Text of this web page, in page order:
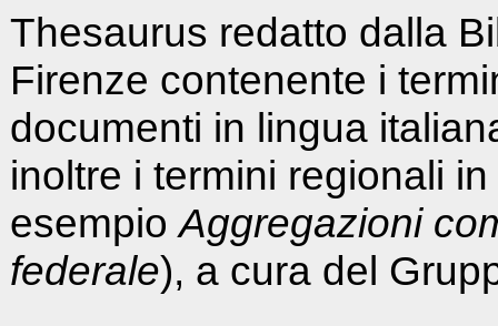
Thesaurus redatto dalla
Firenze contenente i
documenti in lingua
inoltre i termini regionali
esempioAggregazioni
federale), a cura del